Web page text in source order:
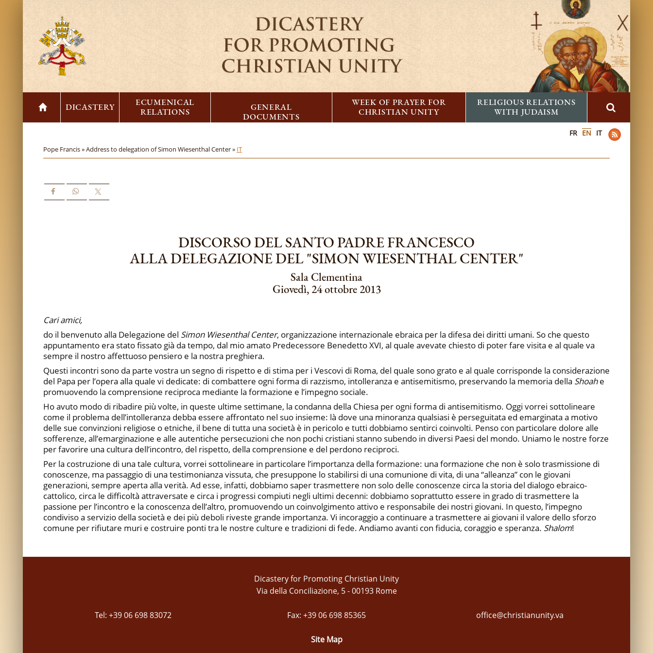
DICASTERY
ECUMENICAL
RELATIONS
GENERAL
DOCUMENTS
WEEK OF PRAYER FOR
CHRISTIAN UNITY
RELIGIOUS RELATIONS
WITH JUDAISM
FR EN IT
Pope Francis »Address to delegation of Simon Wiesenthal Center » IT
DISCORSO DEL SANTO PADRE FRANCESCO
ALLA DELEGAZIONE DEL "SIMON WIESENTHAL CENTER"
Sala Clementina
Giovedì, 24 ottobre 2013
Cari amici,
do il benvenuto alla Delegazione del Simon Wiesenthal Center, organizzazione internazionale ebraica per la difesa dei diritti umani. So che questo
appuntamento era stato fissato già da tempo, dal mio amato Predecessore Benedetto XVI, al quale avevate chiesto di poter fare visita e al quale va
sempre il nostro affettuoso pensiero e la nostra preghiera.
Questi incontri sono da parte vostra un segno di rispetto e di stima per i Vescovi di Roma, del quale sono grato e al quale corrisponde la considerazione
del Papa per l’opera alla quale vi dedicate: di combattere ogni forma di razzismo, intolleranza e antisemitismo, preservando la memoria della Shoahe
promuovendo la comprensione reciproca mediante la formazione e l’impegno sociale.
Ho avuto modo di ribadire più volte, in queste ultime settimane, la condanna della Chiesa per ogni forma di antisemitismo. Oggi vorrei sottolineare
come il problema dell’intolleranza debba essere affrontato nel suo insieme: là dove una minoranza qualsiasi è perseguitata ed emarginata a motivo
delle sue convinzioni religiose o etniche, il bene di tutta una società è in pericolo e tutti dobbiamo sentirci coinvolti. Penso con particolare dolore alle
sofferenze, all’emarginazione e alle autentiche persecuzioni che non pochi cristiani stanno subendo in diversi Paesi del mondo. Uniamo le nostre forze
per favorire una cultura dell’incontro, del rispetto, della comprensione e del perdono reciproci.
Per la costruzione di una tale cultura, vorrei sottolineare in particolare l’importanza della formazione: una formazione che non è solo trasmissione di
conoscenze, ma passaggio di una testimonianza vissuta, che presuppone lo stabilirsi di una comunione di vita, di una “alleanza” con le giovani
generazioni, sempre aperta alla verità. Ad esse, infatti, dobbiamo saper trasmettere non solo delle conoscenze circa la storia del dialogo ebraico-
cattolico, circa le difficoltà attraversate e circa i progressi compiuti negli ultimi decenni: dobbiamo soprattutto essere in grado di trasmettere la
passione per l’incontro e la conoscenza dell’altro, promuovendo un coinvolgimento attivo e responsabile dei nostri giovani. In questo, l’impegno
condiviso a servizio della società e dei più deboli riveste grande importanza. Vi incoraggio a continuare a trasmettere ai giovani il valore dello sforzo
comune per rifiutare muri e costruire ponti tra le nostre culture e tradizioni di fede. Andiamo avanti con fiducia, coraggio e speranza. Shalom!
Dicastery for Promoting Christian Unity
Via della Conciliazione, 5 - 00193 Rome
Tel: +39 06 698 83072 Fax: +39 06 698 85365 office@christianunity.va
Site Map